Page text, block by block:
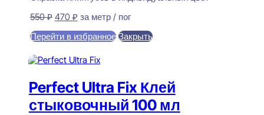
550₽ Первоначальная
составляла
470 ₽Текущая
470 ₽.
за метр / пог
Перейти в избранное Закрыть
Perfect Ultra Fix Клей
стыковочный 100 мл